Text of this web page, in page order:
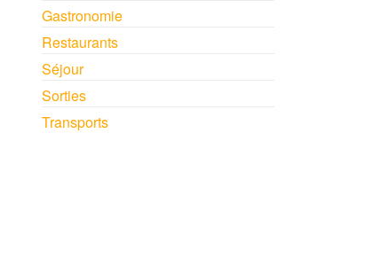
Gastronomie
Restaurants
Séjour
Sorties
Transports